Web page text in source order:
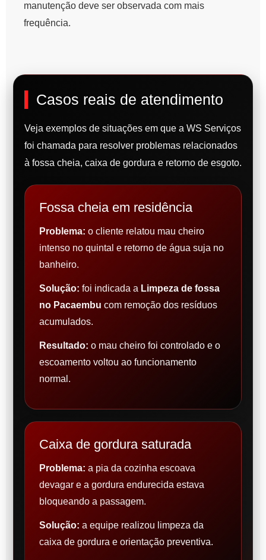
manutenção deve ser observada com mais
frequência.
Casos reais de atendimento
Veja exemplos de situações em que a WS Serviços
foi chamada para resolver problemas relacionados
à fossa cheia, caixa de gordura e retorno de esgoto.
Fossa cheia em residência
Problema: o cliente relatou mau cheiro
intenso no quintal e retorno de água suja no
banheiro.
Solução: foi indicada a Limpeza de fossa
no Pacaembu com remoção dos resíduos
acumulados.
Resultado: o mau cheiro foi controlado e o
escoamento voltou ao funcionamento
normal.
Caixa de gordura saturada
Problema: a pia da cozinha escoava
devagar e a gordura endurecida estava
bloqueando a passagem.
Solução: a equipe realizou limpeza da
caixa de gordura e orientação preventiva.